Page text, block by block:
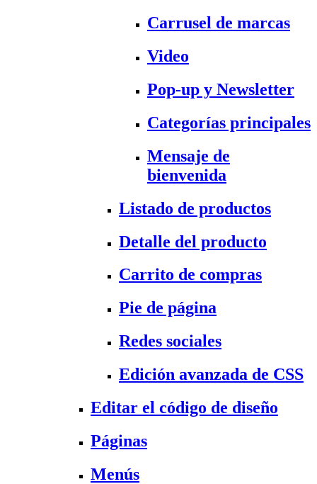
Carrusel de marcas
Video
Pop-up y Newsletter
Categorías principales
Mensaje de
bienvenida
Listado de productos
Detalle del producto
Carrito de compras
Pie de página
Redes sociales
Edición avanzada de CSS
Editar el código de diseño
Páginas
Menús